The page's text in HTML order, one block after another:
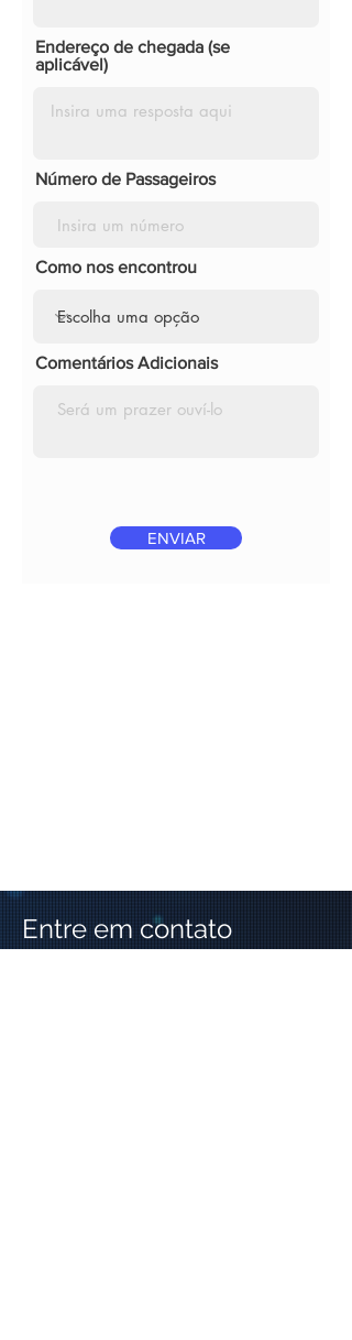
Endereço de chegada (se
aplicável)
Número de Passageiros
Como nos encontrou
Comentários Adicionais
ENVIAR
Entre em contato